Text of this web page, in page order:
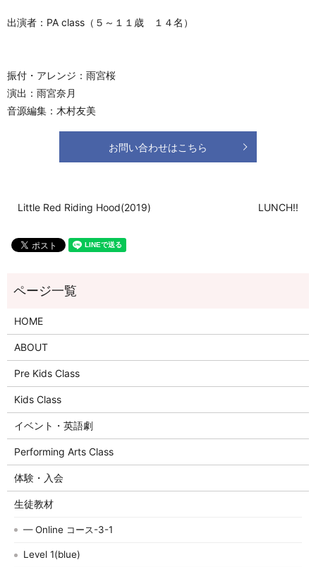
出演者：PA class（５～１１歳 １４名）
振付・アレンジ：雨宮桜
演出：雨宮奈月
音源編集：木村友美
お問い合わせはこちら
Little Red Riding Hood(2019) LUNCH!!
HOME
ABOUT
Pre Kids Class
Kids Class
イベント・英語劇
Performing Arts Class
体験・入会
生徒教材
— Online コース-3-1
Level 1(blue)